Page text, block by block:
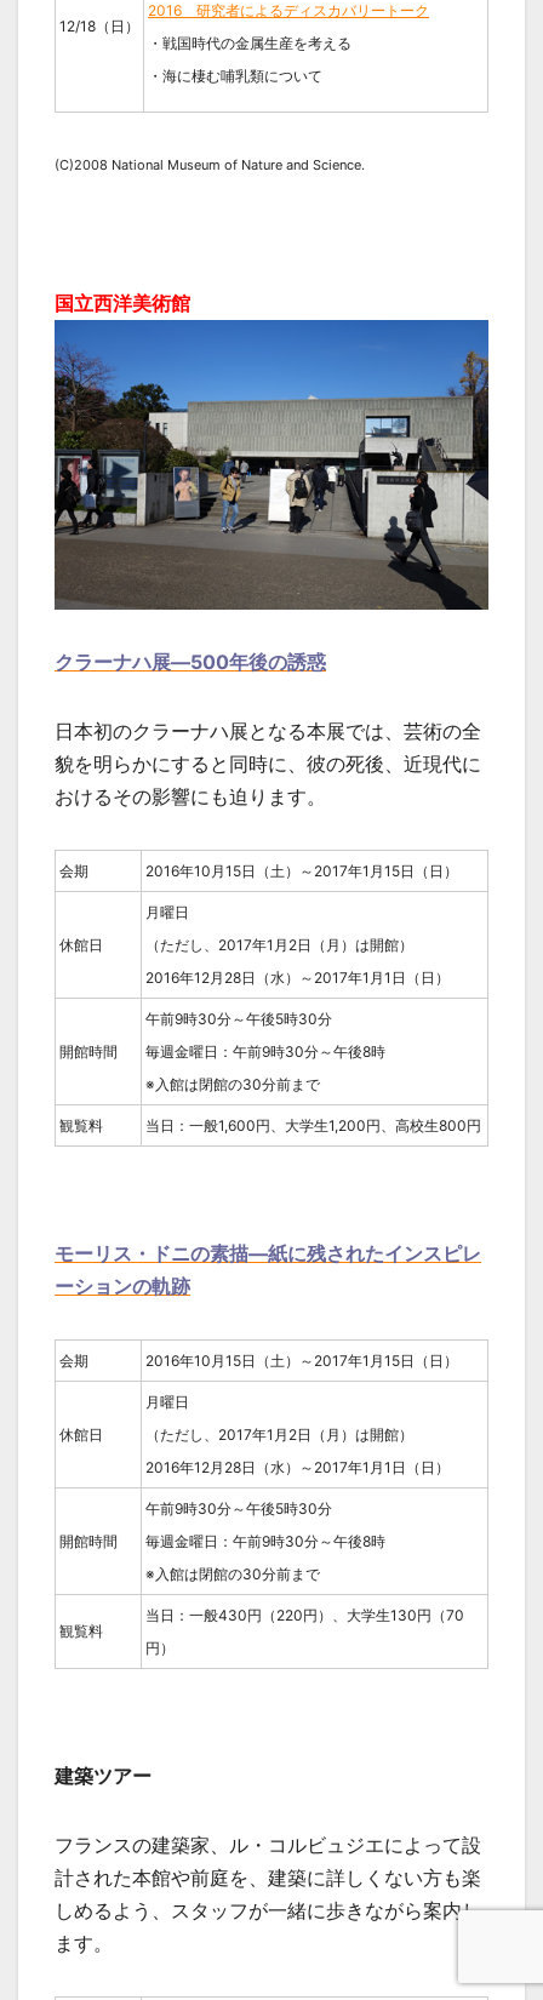
12/18（日）
2016 研究者によるディスカバリートーク
・戦国時代の金属生産を考える
・海に棲む哺乳類について
(C)2008 National Museum of Nature and Science.
国立西洋美術館
クラーナハ展―500年後の誘惑
日本初のクラーナハ展となる本展では、芸術の全
貌を明らかにすると同時に、彼の死後、近現代に
おけるその影響にも迫ります。
会期 2016年10月15日（土）～2017年1月15日（日）
休館日
月曜日
（ただし、2017年1月2日（月）は開館）
2016年12月28日（水）～2017年1月1日（日）
開館時間
午前9時30分～午後5時30分
毎週金曜日：午前9時30分～午後8時
※入館は閉館の30分前まで
観覧料 当日：一般1,600円、大学生1,200円、高校生800円
モーリス・ドニの素描―紙に残されたインスピレ
ーションの軌跡
会期 2016年10月15日（土）～2017年1月15日（日）
休館日
月曜日
（ただし、2017年1月2日（月）は開館）
2016年12月28日（水）～2017年1月1日（日）
開館時間
午前9時30分～午後5時30分
毎週金曜日：午前9時30分～午後8時
※入館は閉館の30分前まで
観覧料
当日：一般430円（220円）、大学生130円（70
円）
建築ツアー
フランスの建築家、ル・コルビュジエによって設
計された本館や前庭を、建築に詳しくない方も楽
しめるよう、スタッフが一緒に歩きながら案内し
ます。